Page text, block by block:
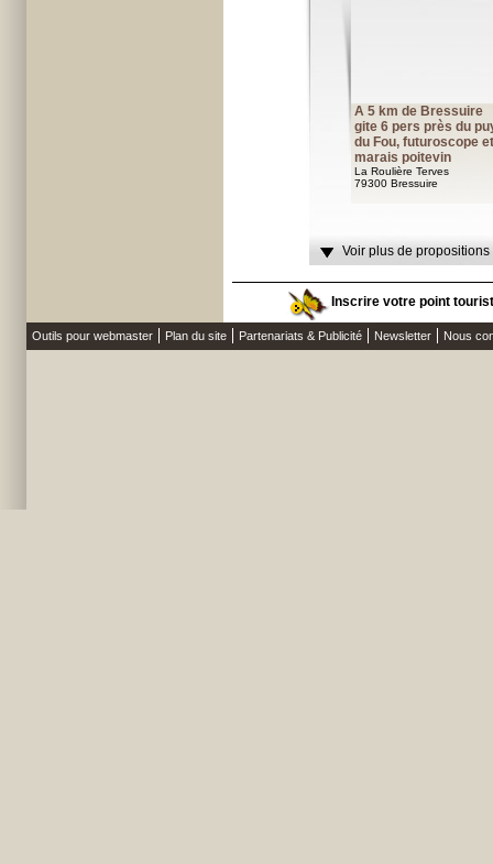
A 5 km de Bressuire
gite 6 pers près du
du Fou, futuroscope et
marais poitevin
La Roulière Terves
79300 Bressuire
Voir plus de
Inscrire votre point
Outils pour webmaster Plan du site Partenariats & Publicité Newsletter Nous